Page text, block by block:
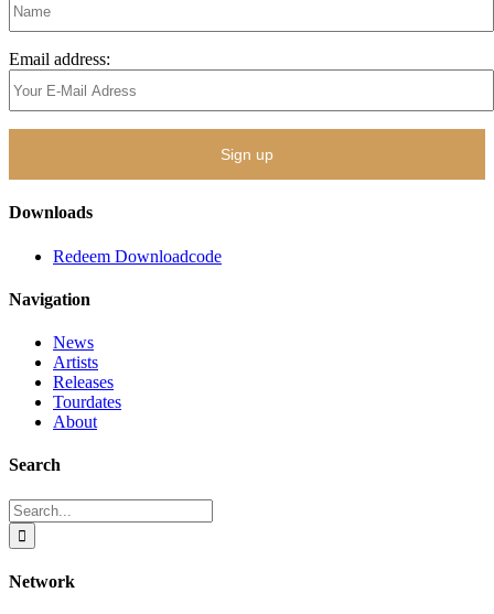
Email address:
Downloads
Redeem Downloadcode
Navigation
News
Artists
Releases
Tourdates
About
Search
Search
for:
Network